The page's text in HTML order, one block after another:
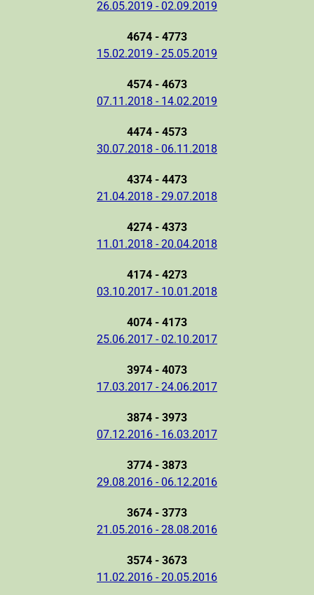
26.05.2019 - 02.09.2019
4674 - 4773
15.02.2019 - 25.05.2019
4574 - 4673
07.11.2018 - 14.02.2019
4474 - 4573
30.07.2018 - 06.11.2018
4374 - 4473
21.04.2018 - 29.07.2018
4274 - 4373
11.01.2018 - 20.04.2018
4174 - 4273
03.10.2017 - 10.01.2018
4074 - 4173
25.06.2017 - 02.10.2017
3974 - 4073
17.03.2017 - 24.06.2017
3874 - 3973
07.12.2016 - 16.03.2017
3774 - 3873
29.08.2016 - 06.12.2016
3674 - 3773
21.05.2016 - 28.08.2016
3574 - 3673
11.02.2016 - 20.05.2016